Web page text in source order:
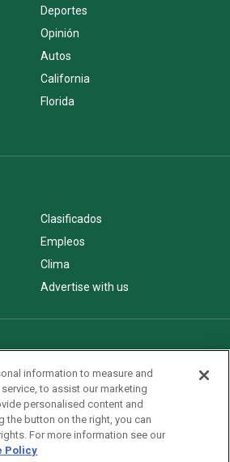
Deportes
Opinión
Autos
California
Florida
Clasificados
Empleos
Clima
Advertise with us
information to measure and
to assist our marketing
personalised content and
the button on the right, you can
For more information see our
Policy